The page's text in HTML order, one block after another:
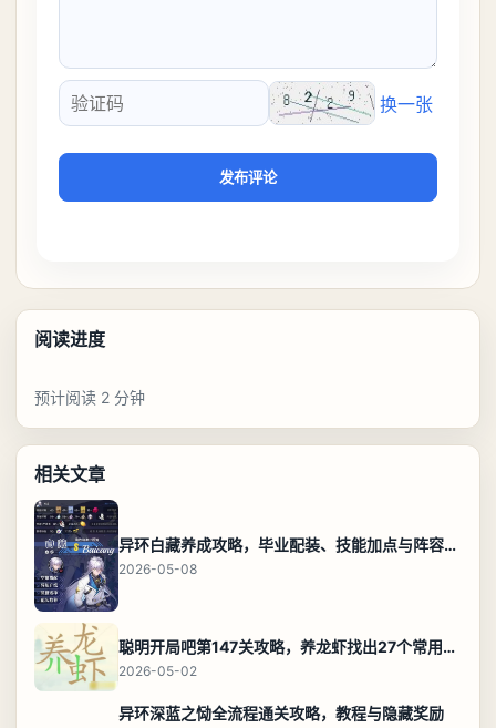
验证码
换一张
发布评论
阅读进度
预计阅读 2 分钟
相关文章
异环白藏养成攻略，毕业配装、技能加点与阵容搭配保姆级解析
2026-05-08
聪明开局吧第147关攻略，养龙虾找出27个常用字通关答案
2026-05-02
异环深蓝之恸全流程通关攻略，教程与隐藏奖励